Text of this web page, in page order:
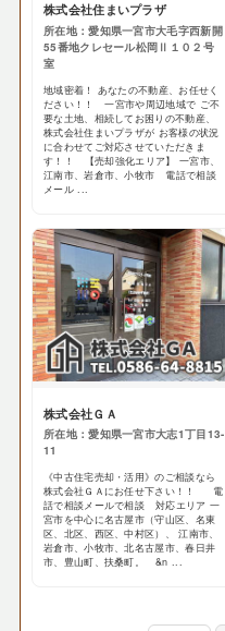
株式会社住まいプラザ
所在地：愛知県一宮市大毛字西新開
55番地クレセール松岡Ⅱ１０２号
室
地域密着！ あなたの不動産、お任せく
ださい！！ 一宮市や周辺地域で ご不
要な土地、相続してお困りの不動産、
株式会社住まいプラザが お客様の状況
に合わせてご対応させていただきま
す！！ 【売却強化エリア】 一宮市、
江南市、岩倉市、小牧市 電話で相談
メール ...
株式会社ＧＡ
所在地：愛知県一宮市大志1丁目13-
11
《中古住宅売却・活用》のご相談なら
株式会社ＧＡにお任せ下さい！！ 電
話で相談メールで相談 対応エリア 一
宮市を中心に名古屋市（守山区、名東
区、北区、西区、中村区）、 江南市、
岩倉市、小牧市、北名古屋市、春日井
市、豊山町、扶桑町。 &n ...